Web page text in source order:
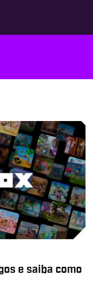
e saiba como